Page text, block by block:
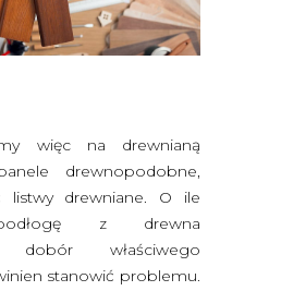
więc na drewnianą
drewnopodobne,
listwy drewniane. O ile
z drewna
dobór właściwego
stanowić problemu.